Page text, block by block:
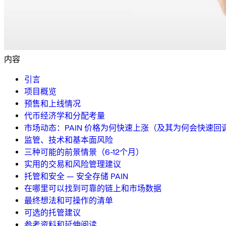
内容
引言
项目概览
预售和上线情况
代币经济学和分配考量
市场动态：PAIN 价格为何快速上涨（及其为何会快速回
监管、技术和基本面风险
三种可能的前景情景（6-12个月）
实用的交易和风险管理建议
托管和安全 — 安全存储 PAIN
在哪里可以找到可靠的链上和市场数据
最终想法和可操作的清单
可选的托管建议